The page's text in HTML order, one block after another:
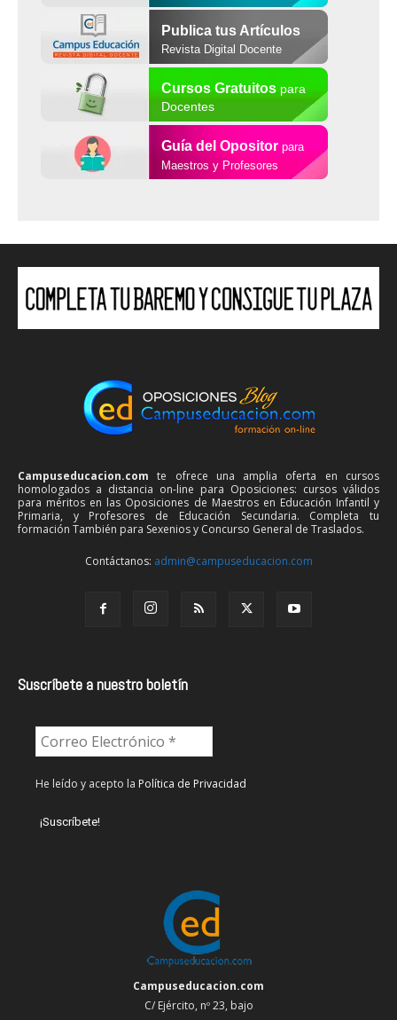
Publica tus Artículos
Revista Digital Docente
Cursos Gratuitospara
Docentes
Guía del Opositor para
Maestros y Profesores
Campuseducacion.com te ofrece una amplia oferta en cursos
homologados a distancia on-line para Oposiciones: cursos válidos
para méritos en las Oposiciones de Maestros en Educación Infantil y
Primaria, y Profesores de Educación Secundaria. Completa tu
formación También para Sexenios y Concurso General de Traslados.
Contáctanos: admin@campuseducacion.com
Suscríbete a nuestro boletín
He leído y acepto la Política de Privacidad
Campuseducacion.com
C/ Ejército, nº 23, bajo